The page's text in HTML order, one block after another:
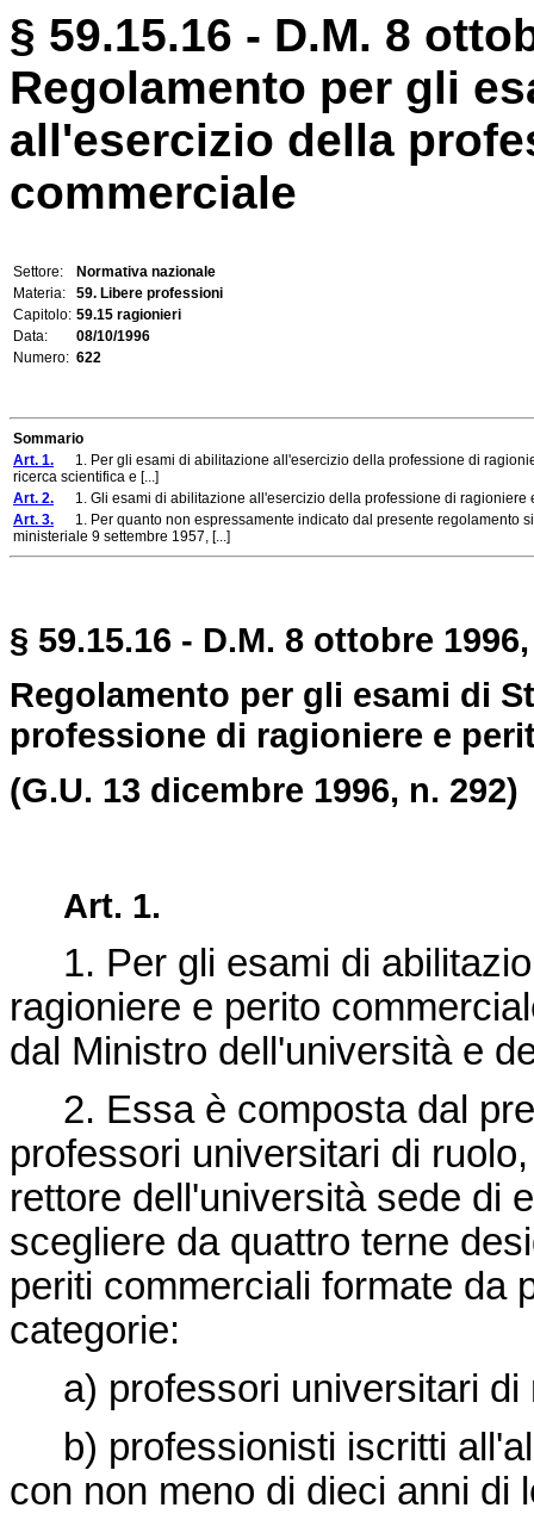
§ 59.15.16 - D.M. 8
Regolamento per gli
all'esercizio della
commerciale
Settore:
Normativa nazionale
Materia:
59. Libere professioni
Capitolo: 59.15 ragionieri
Data:
08/10/1996
Numero: 622
Sommario
Art. 1. 1. Per gli esami di abilitazione all'esercizio della professione di
ricerca scientifica e [...]
Art. 2. 1. Gli esami di abilitazione all'esercizio della professione di ragioniere
Art. 3. 1. Per quanto non espressamente indicato dal presente regolamento
ministeriale 9 settembre 1957, [...]
§ 59.15.16 - D.M. 8 ottobre
Regolamento per gli esami di
professione di ragioniere e
(G.U. 13 dicembre 1996, n. 292)
Art. 1.
1. Per gli esami di
ragioniere e perito
dal Ministro dell'università e
2. Essa è composta dal
professori universitari di
rettore dell'università sede di
scegliere da quattro terne
periti commerciali formate da
categorie:
a) professori universitari di
b) professionisti iscritti
con non meno di dieci anni di